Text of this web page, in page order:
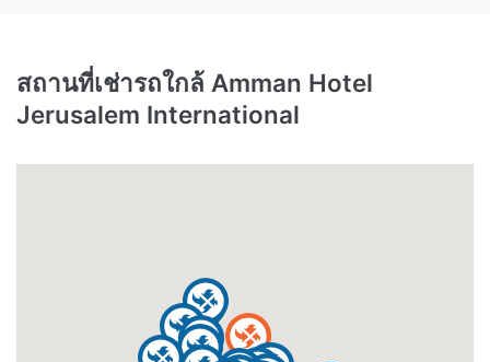
สถานที่เช่ารถใกล้ Amman Hotel
Jerusalem International